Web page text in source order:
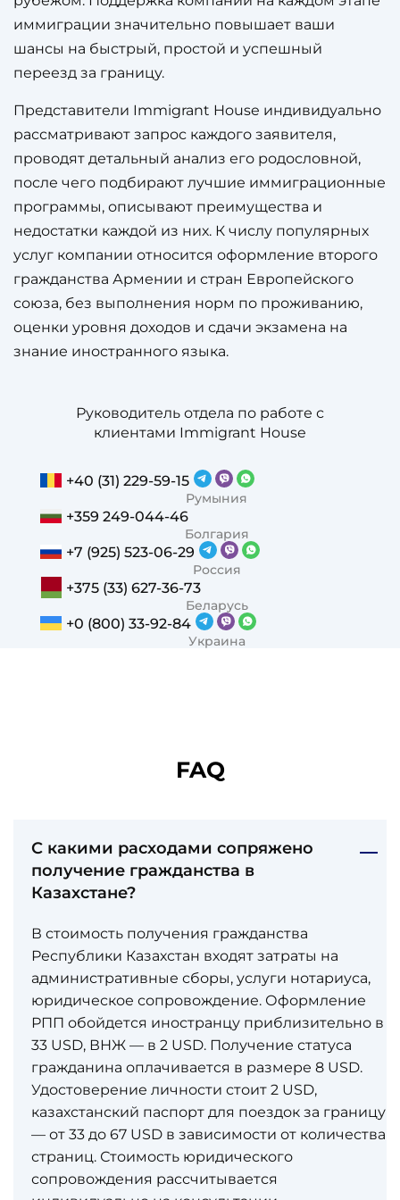
иммиграции значительно повышает ваши
шансы на быстрый, простой и успешный
переезд за границу.
Представители Immigrant House индивидуально
рассматривают запрос каждого заявителя,
проводят детальный анализ его родословной,
после чего подбирают лучшие иммиграционные
программы, описывают преимущества и
недостатки каждой из них. К числу популярных
услуг компании относится оформление второго
гражданства Армении и стран Европейского
союза, без выполнения норм по проживанию,
оценки уровня доходов и сдачи экзамена на
знание иностранного языка.
Руководитель отдела по работе с
клиентами Immigrant House
+40 (31) 229-59-15
Румыния
+359 249-044-46
Болгария
+7 (925) 523-06-29
Россия
+375 (33) 627-36-73
Беларусь
+0 (800) 33-92-84
Украина
FAQ
С какими расходами сопряжено
получение гражданства в
Казахстане?
В стоимость получения гражданства
Республики Казахстан входят затраты на
административные сборы, услуги нотариуса,
юридическое сопровождение. Оформление
РПП обойдется иностранцу приблизительно в
33 USD, ВНЖ — в 2 USD. Получение статуса
гражданина оплачивается в размере 8 USD.
Удостоверение личности стоит 2 USD,
казахстанский паспорт для поездок за границу
— от 33 до 67 USD в зависимости от количества
страниц. Стоимость юридического
сопровождения рассчитывается